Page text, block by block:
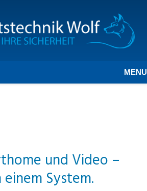
MENU
und Video –
System.